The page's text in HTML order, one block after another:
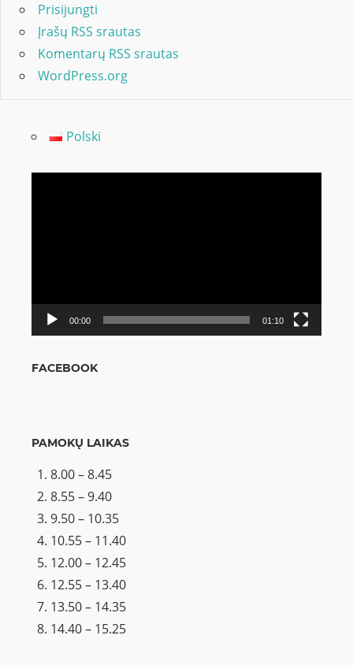
Prisijungti
Įrašų RSS srautas
Komentarų RSS srautas
WordPress.org
Polski
00:00 01:10
FACEBOOK
PAMOKŲ LAIKAS
8.00 – 8.45
8.55 – 9.40
9.50 – 10.35
10.55 – 11.40
12.00 – 12.45
12.55 – 13.40
13.50 – 14.35
14.40 – 15.25